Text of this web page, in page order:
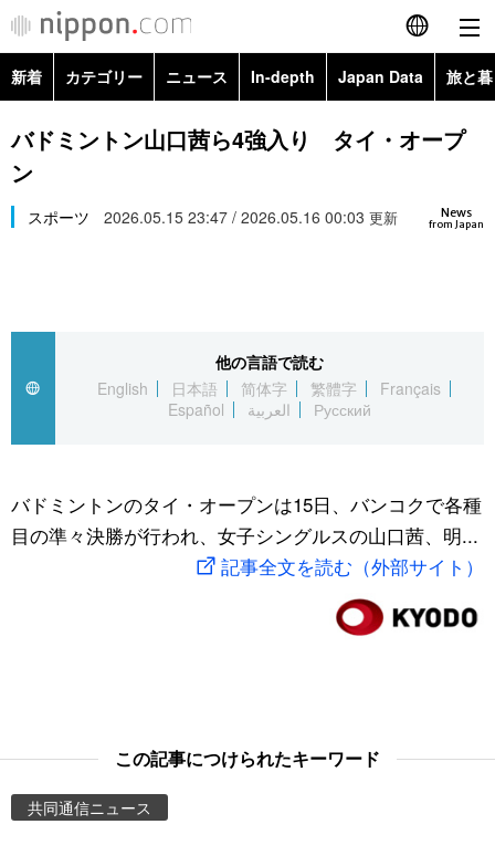
English
简体字
Русский
カテゴリー
経済・ビジネス
国際
文化
トップ
アーカイブ
In-depth
Japan Data
動画/Live
新着 カテゴリー ニュース In-depth Japan Data 旅と
政治・外交
経済・ビジネス
スポーツ・東京2020
Topics
バドミントン山口茜ら4強入り タイ・オープ
ン
News
from Japan
スポーツ 2026.05.15 23:47 / 2026.05.16 00:03 更新
他の言語で読む
English
日本語 简体字 繁體字
Français
Español
العربية Русский
バドミントンのタイ・オープンは15日、バンコクで各種
目の準々決勝が行われ、女子シングルスの山口茜、明...
記事全文を読む（外部サイト）
この記事につけられたキーワード
共同通信ニュース